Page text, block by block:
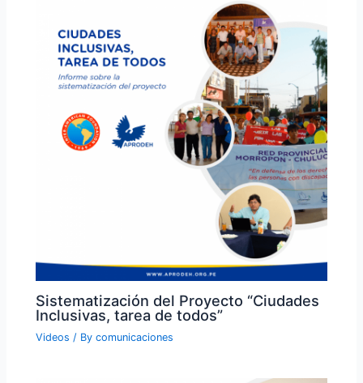
Sistematización del Proyecto “Ciudades
Inclusivas, tarea de todos”
Videos / Bycomunicaciones